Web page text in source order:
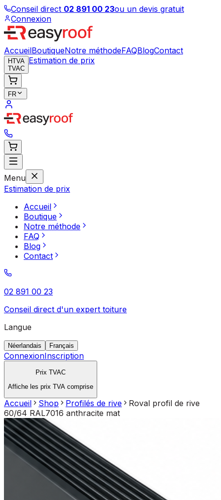
Conseil direct 02 891 00 23ou un devis gratuit
Connexion
AccueilBoutiqueNotre méthodeFAQBlogContact
HTVA
TVAC
Estimation de prix
FR
Menu
Estimation de prix
Accueil
Boutique
Notre méthode
FAQ
Blog
Contact
02 891 00 23
Conseil direct d'un expert toiture
Langue
Néerlandais Français
ConnexionInscription
Prix TVAC
Affiche les prix TVA comprise
Accueil Shop Profilés de rive
Roval profil de rive
60/64 RAL7016 anthracite mat